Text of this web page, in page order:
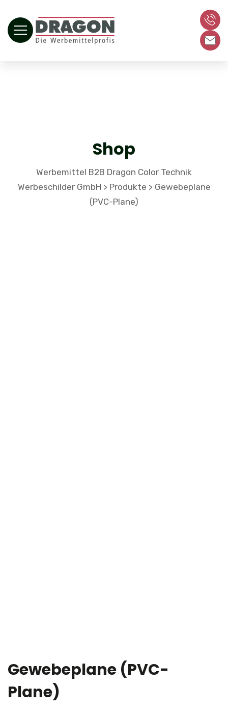
Shop
Werbemittel B2B Dragon Color Technik
Werbeschilder GmbH > Produkte > Gewebeplane
(PVC-Plane)
Gewebeplane (PVC-
Plane)